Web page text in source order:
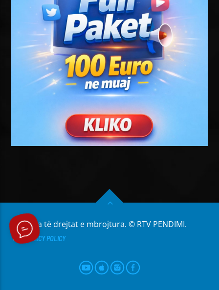
Të gjitha të drejtat e mbrojtura. © RTV PENDIMI.
PRIVACY POLICY